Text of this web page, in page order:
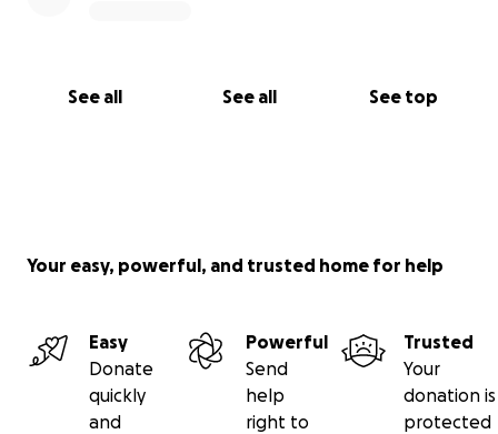
See all See all See top
Your easy, powerful, and trusted home for help
Easy
Donate
quickly
and
Powerful
Send
help
right to
Trusted
Your
donation is
protected